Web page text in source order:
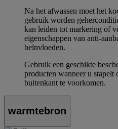
Na het afwassen moet het
gebruik worden
kan leiden tot markering of
eigenschappen van anti-
beïnvloeden.
Gebruik een geschikte
producten wanneer u stapelt
buitenkant te voorkomen.
warmtebron